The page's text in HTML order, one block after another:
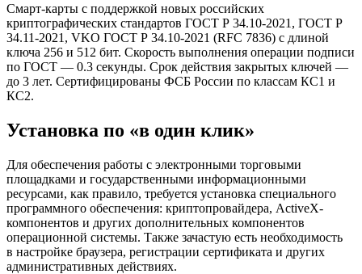
Смарт-карты с поддержкой новых российских
криптографических стандартов ГОСТ Р 34.10-2021, ГОСТ Р
34.11-2021, VKO ГОСТ Р 34.10-2021 (RFC 7836) с длиной
ключа 256 и 512 бит. Скорость выполнения операции подписи
по ГОСТ — 0.3 секунды. Срок действия закрытых ключей —
до 3 лет. Сертифицированы ФСБ России по классам КС1 и
КС2.
Установка по «в один клик»
Для обеспечения работы с электронными торговыми
площадками и государственными информационными
ресурсами, как правило, требуется установка специального
программного обеспечения: криптопровайдера, ActiveX-
компонентов и других дополнительных компонентов
операционной системы. Также зачастую есть необходимость
в настройке браузера, регистрации сертификата и других
административных действиях.